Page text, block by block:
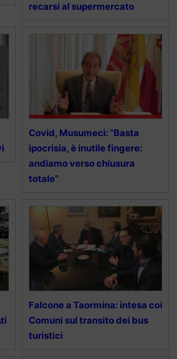
recarsi al supermercato
Covid, Musumeci: “Basta
ipocrisia, è inutile fingere:
andiamo verso chiusura
totale”
Falcone a Taormina: intesa coi
Comuni sul transito dei bus
turistici